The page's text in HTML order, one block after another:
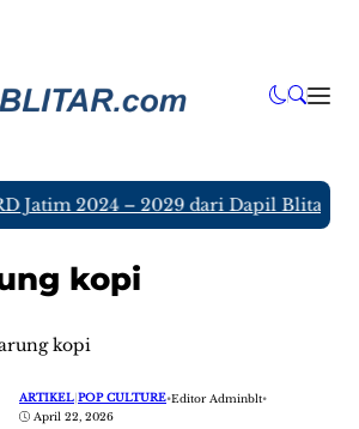
Jatim 2024 – 2029 dari Dapil Blitar
kopi
kopi
ARTIKEL POP CULTURE•Editor Adminblt•
April 22, 2026